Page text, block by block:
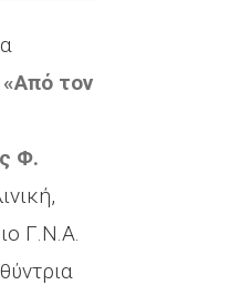
«Από τον
Φ.
Γ.Ν.Α.